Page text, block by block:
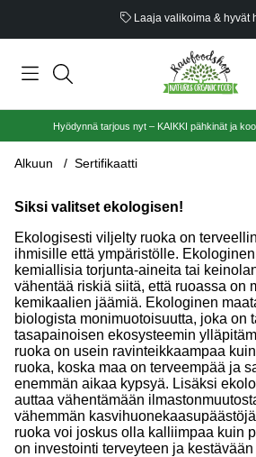
Laaja valikoima & hyvät
Hyödynnä tarjous nyt – KAIKKI pähkinät ja
Alkuun Sertifikaatti
Siksi valitset ekologisen!
Ekologisesti viljelty ruoka on
ihmisille että ympäristölle.
kemiallisia torjunta-aineita tai
vähentää riskiä siitä, että ruoassa on
kemikaalien jäämiä. Ekologinen
biologista monimuotoisuutta, joka on
tasapainoisen ekosysteemin
ruoka on usein ravinteikkaampaa
ruoka, koska maa on terveempää ja
enemmän aikaa kypsyä. Lisäksi
auttaa vähentämään
vähemmän
ruoka voi joskus olla kalliimpaa kuin
on investointi terveyteen ja